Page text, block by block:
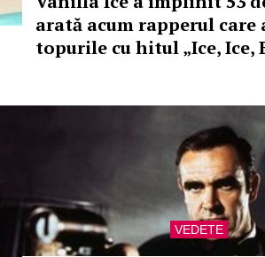
arată acum rapperul care
topurile cu hitul „Ice, Ice,
VEDETE